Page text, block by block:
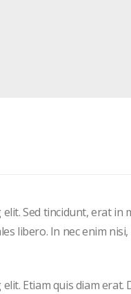
Sed tincidunt, erat in
libero. In nec enim
Etiam quis diam